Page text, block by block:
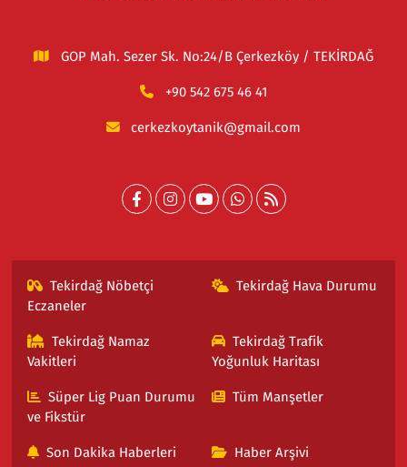
GOP Mah. Sezer Sk. No:24/B Çerkezköy / TEKİRDAĞ
+90 542 675 46 41
cerkezkoytanik@gmail.com
Tekirdağ Nöbetçi
Eczaneler
Tekirdağ Hava Durumu
Tekirdağ Namaz
Vakitleri
Tekirdağ Trafik
Yoğunluk Haritası
Süper Lig Puan Durumu
ve Fikstür
Tüm Manşetler
Son Dakika Haberleri Haber Arşivi